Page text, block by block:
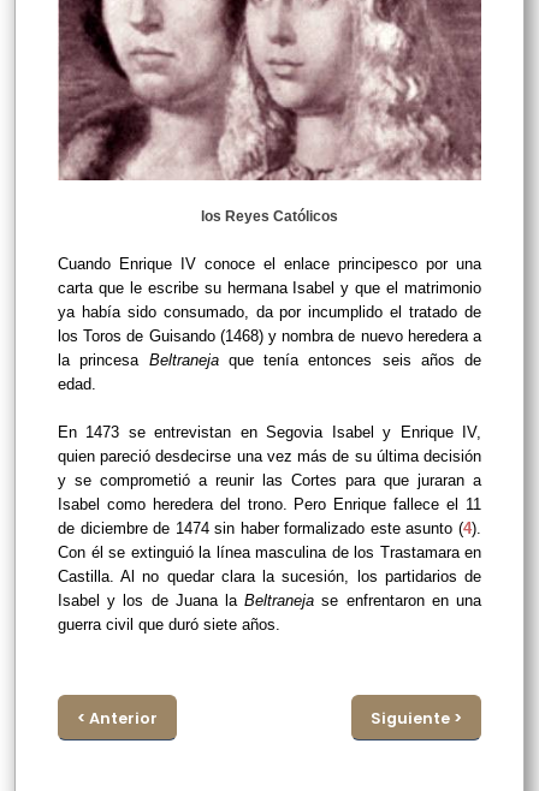
los Reyes Católicos
Cuando Enrique IV conoce el enlace principesco por una
carta que le escribe su hermana Isabel y que el matrimonio
ya había sido consumado, da por incumplido el tratado de
los Toros de Guisando (1468) y nombra de nuevo heredera a
la princesa Beltraneja que tenía entonces seis años de
edad.
En 1473 se entrevistan en Segovia Isabel y Enrique IV,
quien pareció desdecirse una vez más de su última decisión
y se comprometió a reunir las Cortes para que juraran a
Isabel como heredera del trono. Pero Enrique fallece el 11
de diciembre de 1474 sin haber formalizado este asunto (4).
Con él se extinguió la línea masculina de los Trastamara en
Castilla. Al no quedar clara la sucesión, los partidarios de
Isabel y los de Juana laBeltranejase enfrentaron en una
guerra civil que duró siete años.
< Anterior Siguiente >